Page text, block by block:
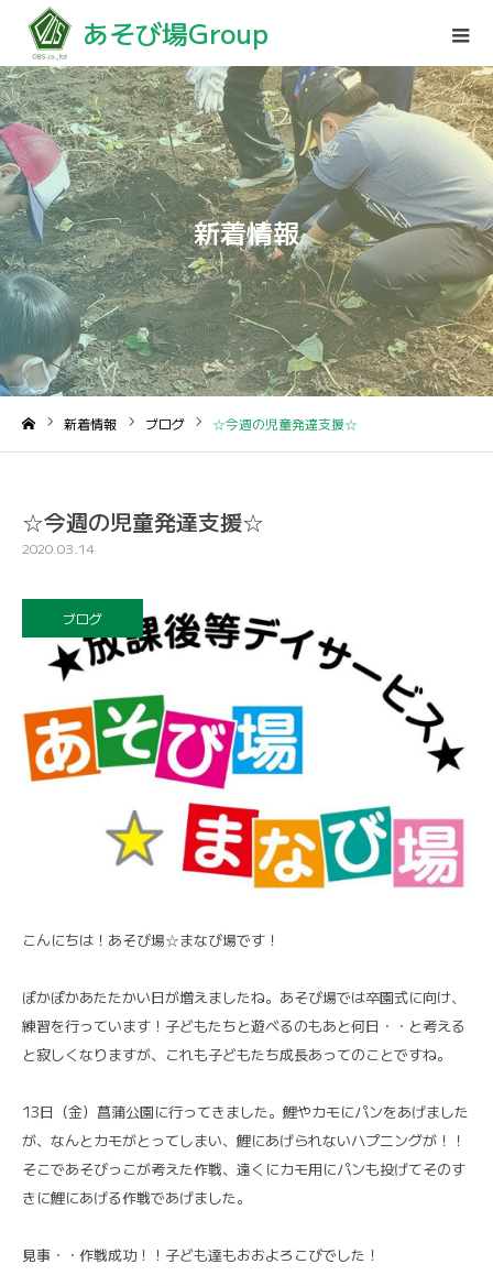
あそび場Group
新着情報
新着情報 ブログ ☆今週の児童発達支援☆
☆今週の児童発達支援☆
2020.03.14
ブログ
こんにちは！あそび場☆まなび場です！
ぽかぽかあたたかい日が増えましたね。あそび場では卒園式に向け、
練習を行っています！子どもたちと遊べるのもあと何日・・と考える
と寂しくなりますが、これも子どもたち成長あってのことですね。
13日（金）菖蒲公園に行ってきました。鯉やカモにパンをあげました
が、なんとカモがとってしまい、鯉にあげられないハプニングが！！
そこであそびっこが考えた作戦、遠くにカモ用にパンも投げてそのす
きに鯉にあげる作戦であげました。
見事・・作戦成功！！子ども達もおおよろこびでした！